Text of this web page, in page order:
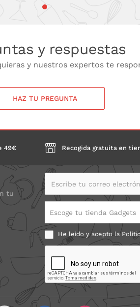
y respuestas
y nuestros expertos te
HAZ TU PREGUNTA
49€ Recogida gratuita en
tu
Escribe tu correo electrónico
Escoge tu tienda Gadgets
He leído y acepto la